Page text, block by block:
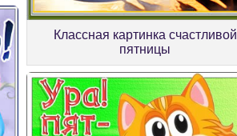
Классная картинка счастливой
пятницы